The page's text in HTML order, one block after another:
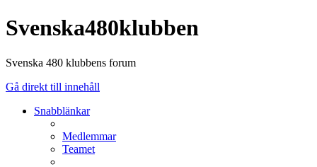
Svenska480klubben
Svenska 480 klubbens forum
Gå direkt till innehåll
Snabblänkar
Medlemmar
Teamet